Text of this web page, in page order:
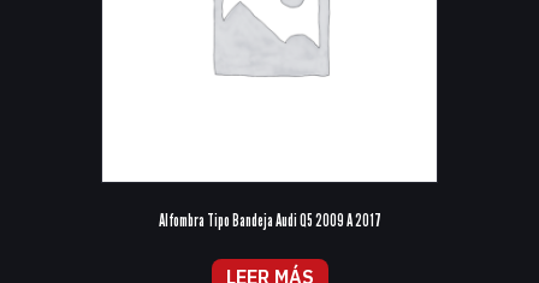
Alfombra Tipo Bandeja Audi Q5 2009 A 2017
LEER MÁS